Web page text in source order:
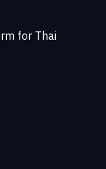
for Thai